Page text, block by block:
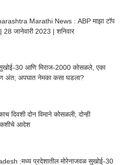
Marathi News : ABP माझा टॉप
28 जानेवारी 2023 | शनिवार
30 आणि मिराज-2000 कोसळले, एका
अंत; अपघात नेमका कसा घडला?
दिवशी दोन विमाने कोसळली; दोन्ही
आदेश
:मध्य प्रदेशातील मोरेनाजवळ सुखोई-30